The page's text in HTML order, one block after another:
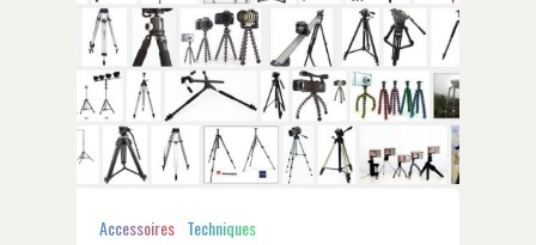
Accessoires Techniques